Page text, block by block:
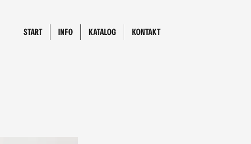
START INFO KATALOG KONTAKT